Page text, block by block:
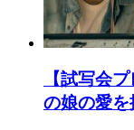
【試写会
の娘の愛を